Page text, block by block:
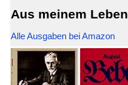
Aus meinem Leben
Alle Ausgaben bei Amazon